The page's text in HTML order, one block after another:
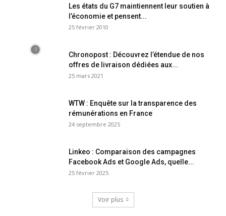
Les états du G7 maintiennent leur soutien à
l’économie et pensent...
25 février 2010
Chronopost : Découvrez l’étendue de nos
offres de livraison dédiées aux...
25 mars 2021
WTW : Enquête sur la transparence des
rémunérations en France
24 septembre 2025
Linkeo : Comparaison des campagnes
Facebook Ads et Google Ads, quelle...
25 février 2025
Voir plus